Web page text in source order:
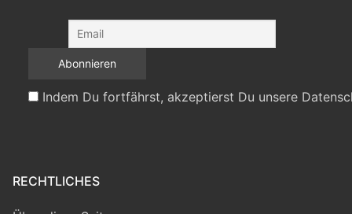
Indem Du fortfährst, akzeptierst Du unsere
RECHTLICHES